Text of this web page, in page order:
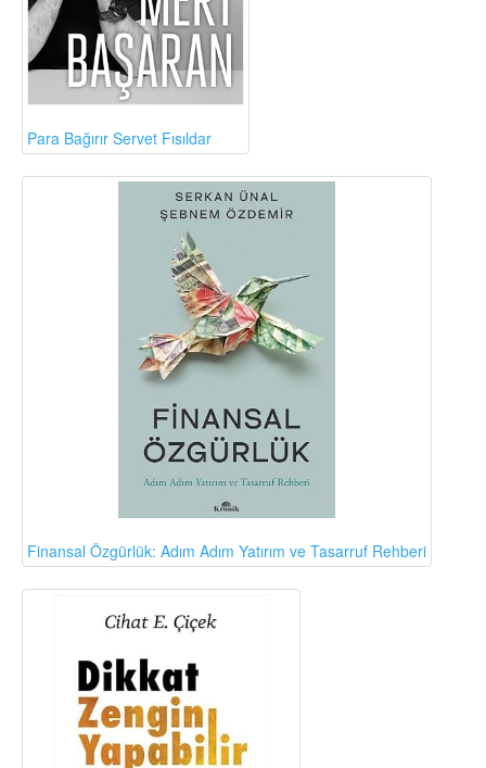
Para Bağırır Servet Fısıldar
Finansal Özgürlük: Adım Adım Yatırım ve Tasarruf Rehberi